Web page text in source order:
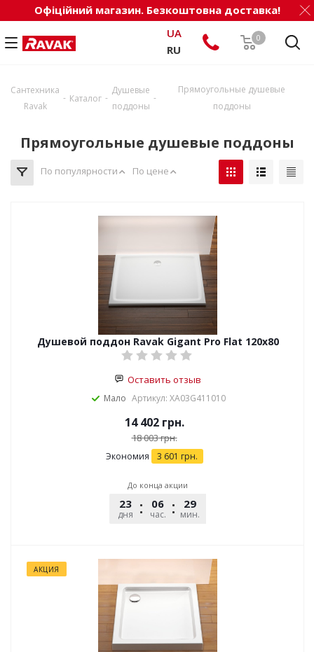
Офіційний магазин. Безкоштовна доставка!
0
UA
RU
Сантехника
Ravak
- Каталог -
Душевые
поддоны
-
Прямоугольные душевые
поддоны
Прямоугольные душевые поддоны
По популярности По цене
Душевой поддон Ravak Gigant Pro Flat 120х80
Оставить отзыв
Мало Артикул: XA03G411010
14 402грн.
18 003грн.
Экономия 3 601 грн.
До конца акции
23
дня
06
час.
29
мин.
АКЦИЯ